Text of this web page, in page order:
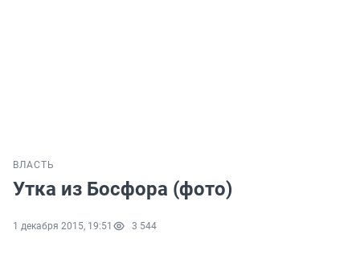
ВЛАСТЬ
Утка из Босфора (фото)
1 декабря 2015, 19:51 3 544